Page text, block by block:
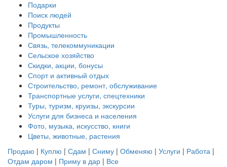
Подарки
Поиск людей
Продукты
Промышленность
Связь, телекоммуникации
Сельское хозяйство
Скидки, акции, бонусы
Спорт и активный отдых
Строительство, ремонт, обслуживание
Транспортные услуги, спецтехники
Туры, туризм, круизы, экскурсии
Услуги для бизнеса и населения
Фото, музыка, искусство, книги
Цветы, животные, растения
Продаю | Куплю | Сдам | Сниму | Обменяю | Услуги | Работа |
Отдам даром | Приму в дар | Все